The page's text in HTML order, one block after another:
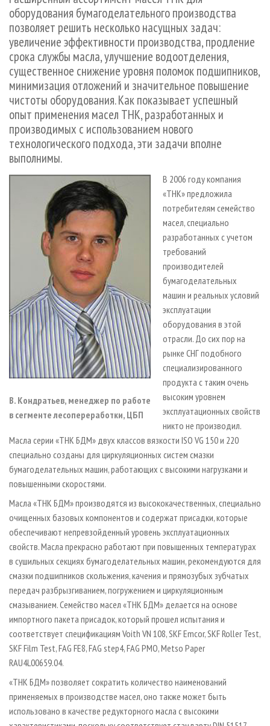
СУШКА ДРЕВЕСИНЫ
ПРОИЗВОДСТВО ДРЕВЕСНЫХ ПЛИТ
ДЕРЕВЯННОЕ ДОМОСТРОЕНИЕ
ПРОИЗВОДСТВО МЕБЕЛИ
БИОЭНЕРГЕТИКА
ЦБП
ИНСТРУМЕНТ И МАТЕРИАЛЫ
ПЕРСОНЫ
МОБИЛЬНЫЕ ВЫСТАВКИ
ОФИЦИАЛЬНЫЕ ДЕЛЕГАЦИИ
ПРИОРИТЕТНЫЕ ИНВЕСТПРОЕКТЫ
RUSSIAN FORESTRY REVIEW
ГАЗЕТА ЛЕСПРОМФОРУМ
БИБЛИОТЕКА СПЕЦИАЛИСТА
КОНТАКТЫ
РЕКЛАМА
РЕКЛАМА НА САЙТЕ
оборудования бумагоделательного производства
позволяет решить несколько насущных задач:
увеличение эффективности производства, продление
срока службы масла, улучшение водоотделения,
существенное снижение уровня поломок подшипников,
минимизация отложений и значительное повышение
чистоты оборудования. Как показывает успешный
опыт применения масел ТНК, разработанных и
производимых с использованием нового
технологического подхода, эти задачи вполне
выполнимы.
В. Кондратьев, менеджер по работе
в сегменте лесопереработки, ЦБП
В 2006 году компания
«ТНК» предложила
потребителям семейство
масел, специально
разработанных с учетом
требований
производителей
бумагоделательных
машин и реальных условий
эксплуатации
оборудования в этой
отрасли. До сих пор на
рынке СНГ подобного
специализированного
продукта с таким очень
высоким уровнем
эксплуатационных свойств
никто не производил.
Масла серии «ТНК БДМ» двух классов вязкости ISO VG 150 и 220
специально созданы для циркуляционных систем смазки
бумагоделательных машин, работающих с высокими нагрузками и
повышенными скоростями.
Масла «ТНК БДМ» производятся из высококачественных, специально
очищенных базовых компонентов и содержат присадки, которые
обеспечивают непревзойденный уровень эксплуатационных
свойств. Масла прекрасно работают при повышенных температурах
в сушильных секциях бумагоделательных машин, рекомендуются для
смазки подшипников скольжения, качения и прямозубых зубчатых
передач разбрызгиванием, погружением и циркуляционным
смазыванием. Семейство масел «ТНК БДМ» делается на основе
импортного пакета присадок, который прошел испытания и
соответствует спецификациям Voith VN 108, SKF Emcor, SKF Roller Test,
SKF Film Test, FAG FE8, FAG step4, FAG PMO, Metso Paper
RAU4L00659.04.
«ТНК БДМ» позволяет сократить количество наименований
применяемых в производстве масел, оно также может быть
использовано в качестве редукторного масла с высокими